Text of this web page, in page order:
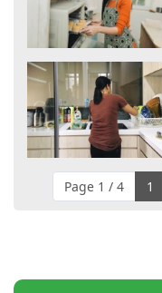
Page 1 / 4 1